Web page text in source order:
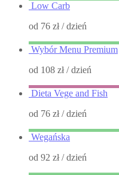
Low Carb
od 76 zł/ dzień
Wybór Menu Premium
od 108 zł/ dzień
Dieta Vege and Fish
od 76 zł/ dzień
Wegańska
od 92 zł/ dzień